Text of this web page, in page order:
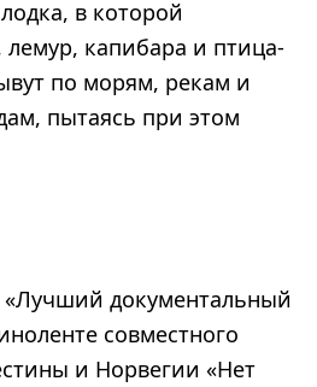
в которой
лемур, капибара и птица-
по морям, рекам и
пытаясь при этом
документальный
совместного
и Норвегии «Нет